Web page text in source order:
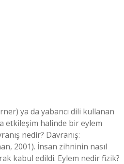
ya da yabancı dili kullanan
etkileşim halinde bir eylem
nedir? Davranış:
2001). İnsan zihninin nasıl
kabul edildi. Eylem nedir fizik?